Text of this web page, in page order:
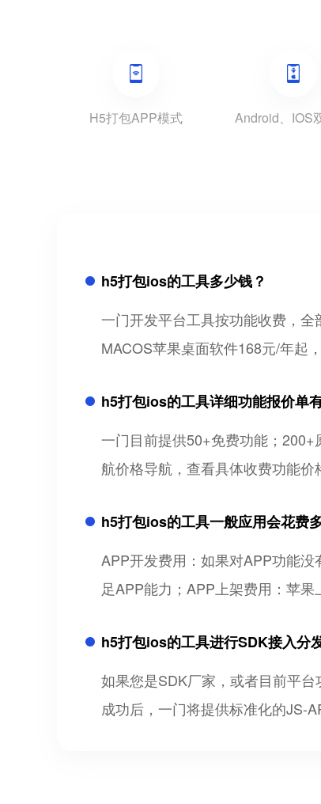
H5打包APP模式 Android、IOS
h5打包ios的工具多少钱？
一门开发平台工具按功能收费，
MACOS苹果桌面软件168元/年起
h5打包ios的工具详细功能报价单
一门目前提供50+免费功能；
航价格导航，查看具体收费功能价
h5打包ios的工具一般应用会花费
APP开发费用：如果对APP功能
足APP能力；APP上架费用：苹
h5打包ios的工具进行SDK接入分
如果您是SDK厂家，或者目前平
成功后，一门将提供标准化的JS-